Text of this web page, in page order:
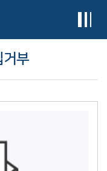
거부